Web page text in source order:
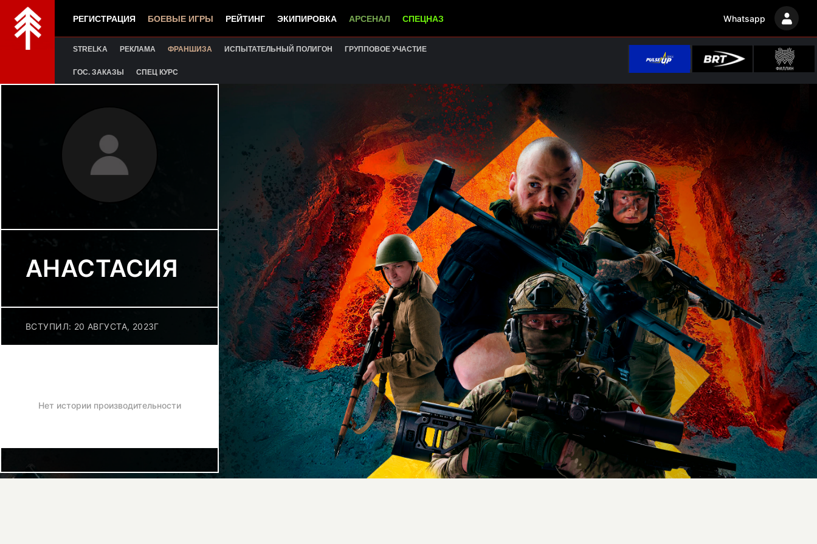
РЕГИСТРАЦИЯ БОЕВЫЕ ИГРЫ РЕЙТИНГ ЭКИПИРОВКА АРСЕНАЛ СПЕЦНАЗ Whatsapp
STRELKA РЕКЛАМА ФРАНШИЗА ИСПЫТАТЕЛЬНЫЙ ПОЛИГОН ГРУППОВОЕ УЧАСТИЕ
ГОС. ЗАКАЗЫ СПЕЦ КУРС
АНАСТАСИЯ
ВСТУПИЛ: 20 АВГУСТА, 2023Г
Нет истории производительности